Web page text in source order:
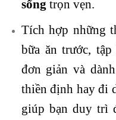
sống trọn vẹn.
Tích hợp những
bữa ăn trước,
đơn giản và
thiền định hay đi
giúp bạn duy trì